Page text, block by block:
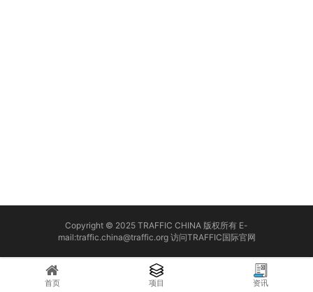
Copyright © 2025 TRAFFIC CHINA 版权所有 E-
mail:traffic.china@traffic.org 访问TRAFFIC国际官网
首页 项目 资讯